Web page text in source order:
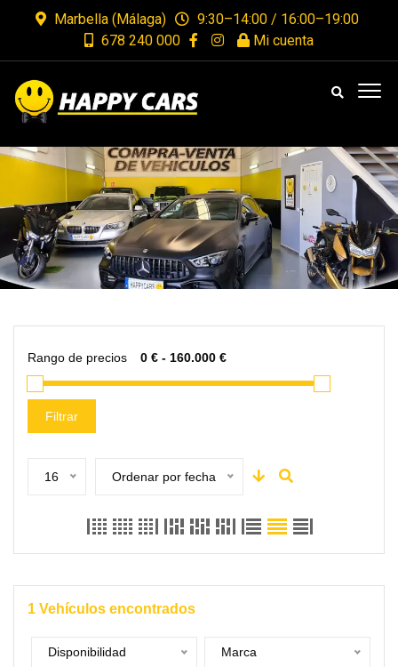
Marbella (Málaga)
9:30–14:00 / 16:00–19:00
678 240 000
Mi cuenta
Rango de precios
Filtrar
16 Ordenar por fecha
1 Vehículos encontrados
Disponibilidad Marca